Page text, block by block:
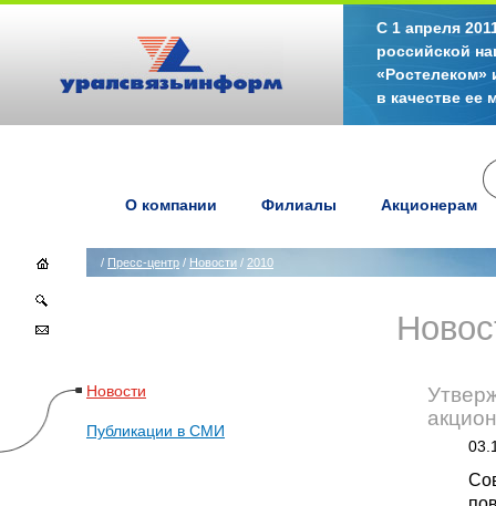
С 1 апреля
российской
«Ростелеком»
в качестве ее
О компании Филиалы Акционерам
/ Пресс-центр / Новости / 2010
Новости
Публикации в СМИ